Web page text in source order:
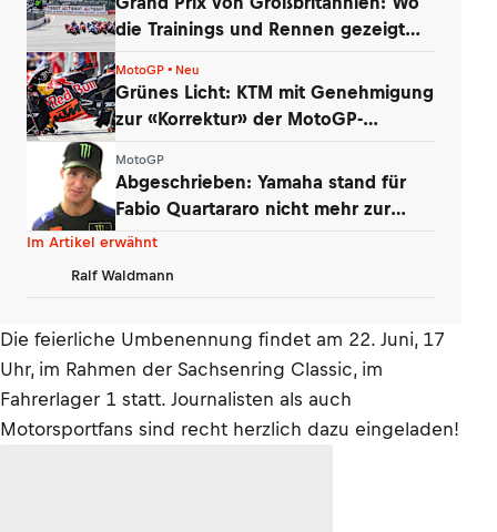
die Trainings und Rennen gezeigt
MotoGP • Neu
Grünes Licht: KTM mit Genehmigung
zur «Korrektur» der MotoGP-
MotoGP
Abgeschrieben: Yamaha stand für
Fabio Quartararo nicht mehr zur
Debatte
Im Artikel erwähnt
Ralf Waldmann
Die feierliche Umbenennung findet am 22. Juni, 17
Uhr, im Rahmen der Sachsenring Classic, im
Fahrerlager 1 statt. Journalisten als auch
Motorsportfans sind recht herzlich dazu eingeladen!